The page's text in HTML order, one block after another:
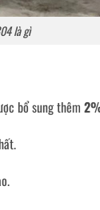
là gì
bổ sung thêm